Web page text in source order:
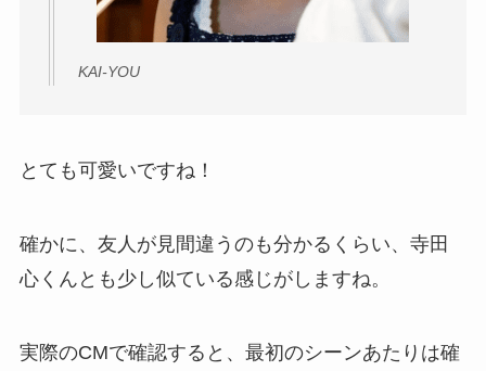
KAI-YOU
とても可愛いですね！
確かに、友人が見間違うのも分かるくらい、寺田
心くんとも少し似ている感じがしますね。
実際のCMで確認すると、最初のシーンあたりは確